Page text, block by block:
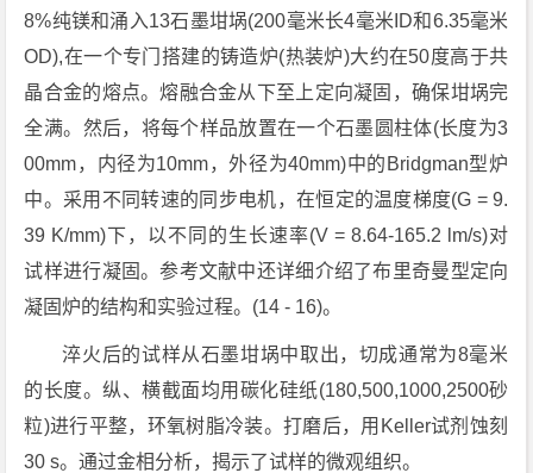
8%纯镁和涌入13石墨坩埚(200毫米长4毫米ID和6.35毫米
OD),在一个专门搭建的铸造炉(热装炉)大约在50度高于共
晶合金的熔点。熔融合金从下至上定向凝固，确保坩埚完
全满。然后，将每个样品放置在一个石墨圆柱体(长度为3
00mm，内径为10mm，外径为40mm)中的Bridgman型炉
中。采用不同转速的同步电机，在恒定的温度梯度(G = 9.
39 K/mm)下，以不同的生长速率(V = 8.64-165.2 lm/s)对
试样进行凝固。参考文献中还详细介绍了布里奇曼型定向
凝固炉的结构和实验过程。(14 - 16)。
淬火后的试样从石墨坩埚中取出，切成通常为8毫米
的长度。纵、横截面均用碳化硅纸(180,500,1000,2500砂
粒)进行平整，环氧树脂冷装。打磨后，用Keller试剂蚀刻
30 s。通过金相分析，揭示了试样的微观组织。